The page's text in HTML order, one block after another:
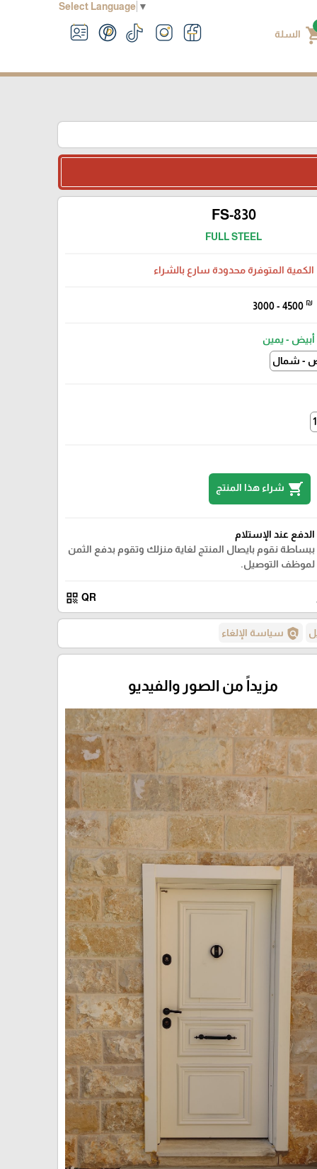
Select Language ▼
السلة
FS-830
FULL STEEL
الكمية المتوفرة محدودة سارع بالشراء
3000 - 4500 ₪
أبيض - يمين
- شمال
shopping_cart شراء هذا المنتج
الدفع عند الإستلام
ببساطة نقوم بايصال المنتج لغاية منزلك وتقوم بدفع الثمن
لموظف التوصيل.
QR
qr_code
policy سياسة الإلغاء
مزيداً من الصور والفيديو